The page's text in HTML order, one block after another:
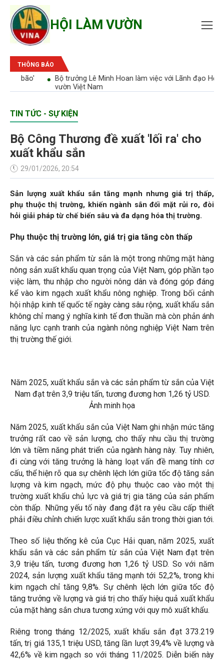
HỘI LÀM VƯỜN
THÔNG BÁO
Bộ trưởng Lê Minh Hoan làm việc với Lãnh đạo Hội Làm
vườn Việt Nam
TIN TỨC - SỰ KIỆN
Bộ Công Thương đề xuất 'lối ra' cho
xuất khẩu sắn
29/01/2026, 20:54
Sản lượng xuất khẩu sắn tăng mạnh nhưng giá trị thấp,
phụ thuộc thị trường, khiến ngành sắn đối mặt rủi ro, đòi
hỏi giải pháp từ chế biến sâu và đa dạng hóa thị trường.
Phụ thuộc thị trường lớn, giá trị gia tăng còn thấp
Sắn và các sản phẩm từ sắn là một trong những mặt hàng
nông sản xuất khẩu quan trọng của Việt Nam, góp phần tạo
việc làm, thu nhập cho người nông dân và đóng góp đáng
kể vào kim ngạch xuất khẩu nông nghiệp. Trong bối cảnh
hội nhập kinh tế quốc tế ngày càng sâu rộng, xuất khẩu sắn
không chỉ mang ý nghĩa kinh tế đơn thuần mà còn phản ánh
năng lực cạnh tranh của ngành nông nghiệp Việt Nam trên
thị trường thế giới.
Năm 2025, xuất khẩu sắn và các sản phẩm từ sắn của Việt
Nam đạt trên 3,9 triệu tấn, tương đương hơn 1,26 tỷ USD.
Ảnh minh họa
Năm 2025, xuất khẩu sắn của Việt Nam ghi nhận mức tăng
trưởng rất cao về sản lượng, cho thấy nhu cầu thị trường
lớn và tiềm năng phát triển của ngành hàng này. Tuy nhiên,
đi cùng với tăng trưởng là hàng loạt vấn đề mang tính cơ
cấu, thể hiện rõ qua sự chênh lệch lớn giữa tốc độ tăng sản
lượng và kim ngạch, mức độ phụ thuộc cao vào một thị
trường xuất khẩu chủ lực và giá trị gia tăng của sản phẩm
còn thấp. Những yếu tố này đang đặt ra yêu cầu cấp thiết
phải điều chỉnh chiến lược xuất khẩu sắn trong thời gian tới.
Theo số liệu thống kê của Cục Hải quan, năm 2025, xuất
khẩu sắn và các sản phẩm từ sắn của Việt Nam đạt trên
3,9 triệu tấn, tương đương hơn 1,26 tỷ USD. So với năm
2024, sản lượng xuất khẩu tăng mạnh tới 52,2%, trong khi
kim ngạch chỉ tăng 9,8%. Sự chênh lệch lớn giữa tốc độ
tăng trưởng về lượng và giá trị cho thấy hiệu quả xuất khẩu
của mặt hàng sắn chưa tương xứng với quy mô xuất khẩu.
Riêng trong tháng 12/2025, xuất khẩu sắn đạt 373.219
tấn, trị giá 135,1 triệu USD, tăng lần lượt 39,4% về lượng và
42,6% về kim ngạch so với tháng 11/2025. Diễn biến này